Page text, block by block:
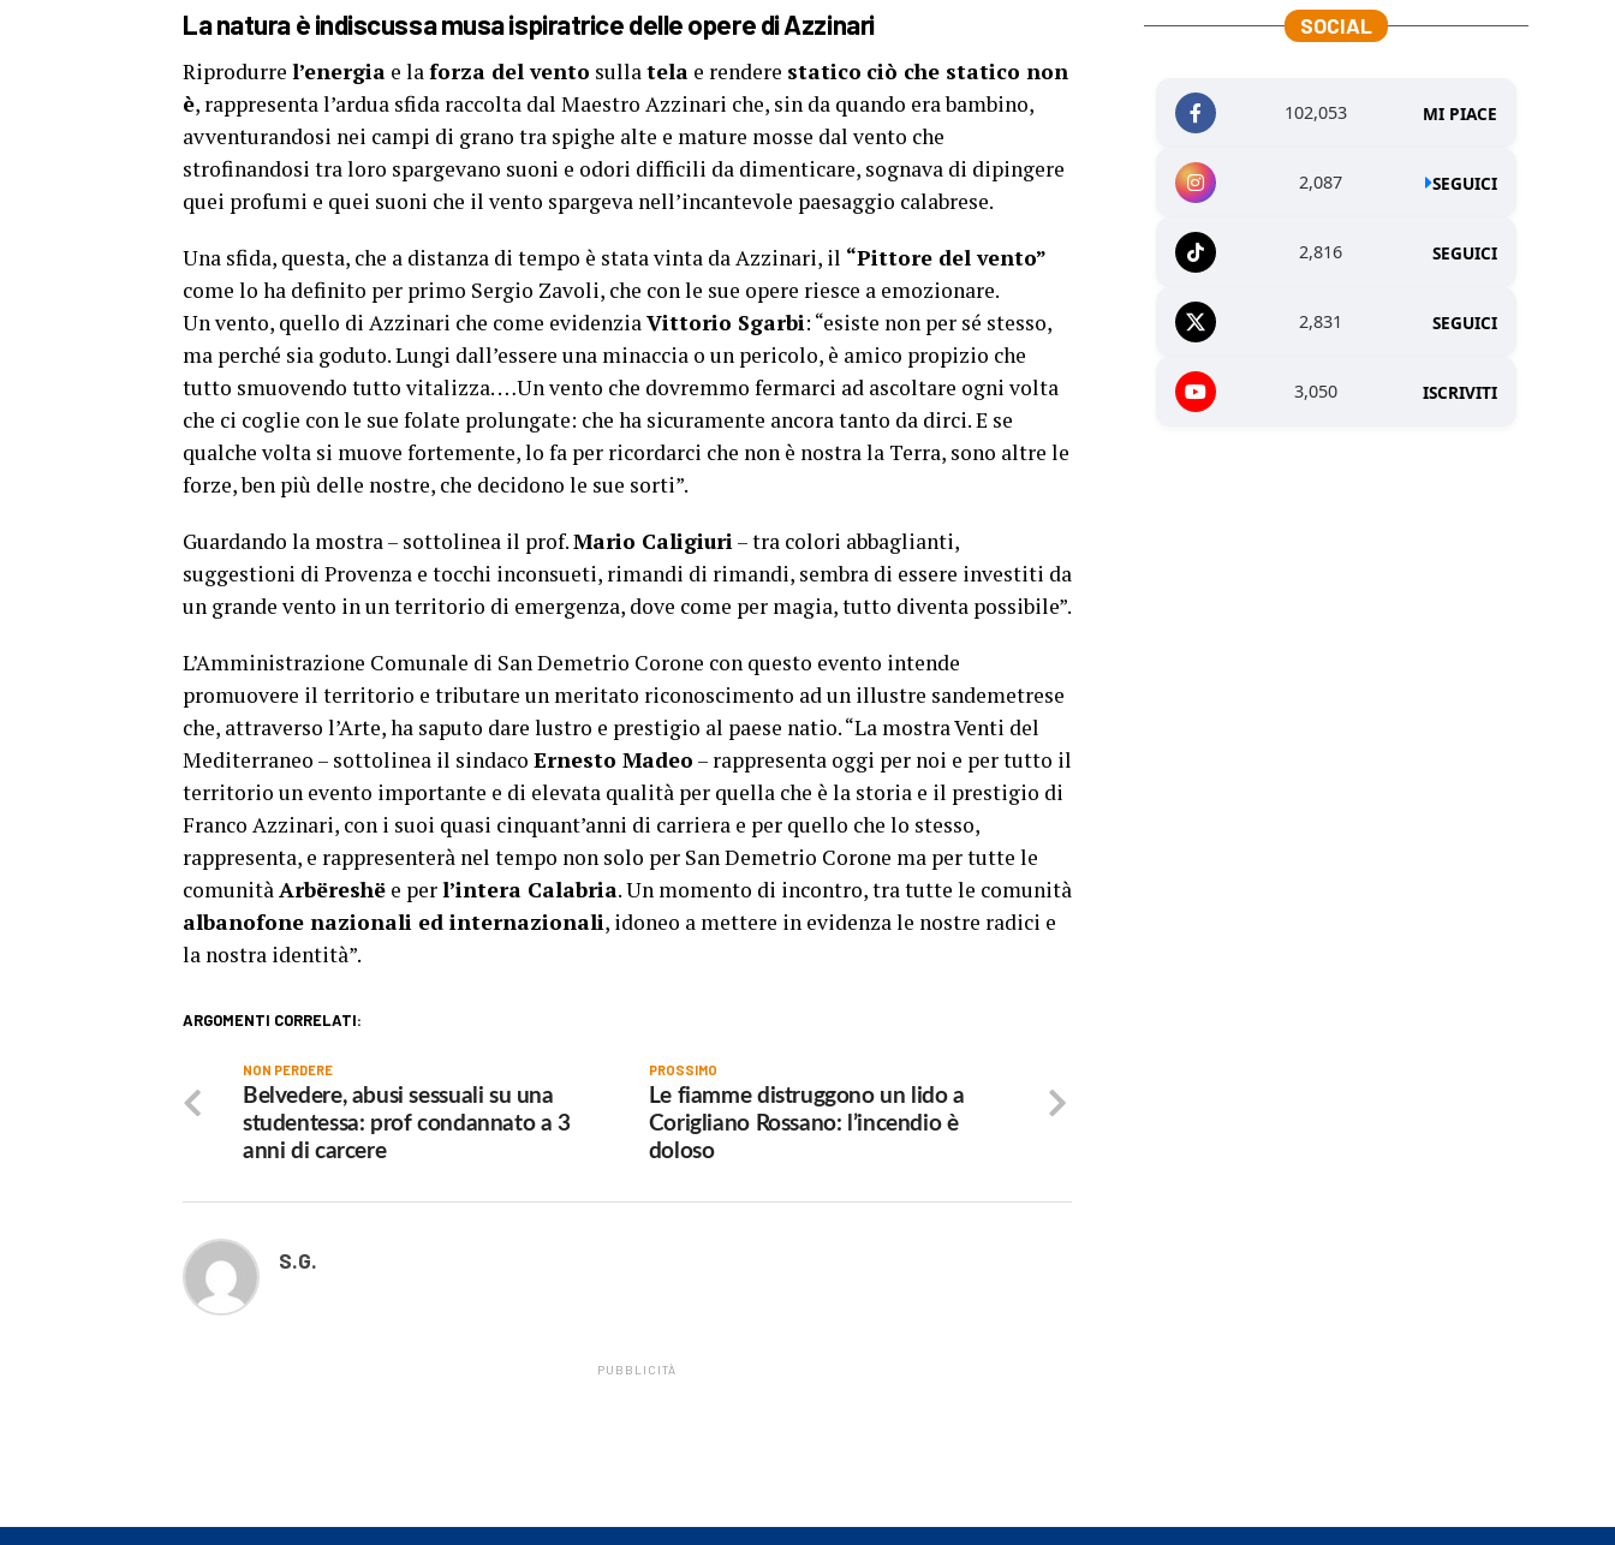
La natura è indiscussa musa ispiratrice delle opere di Azzinari
Riprodurre l’energia e laforza del vento sullatela e rendere statico ciò che statico non
è, rappresenta l’ardua sfida raccolta dal Maestro Azzinari che, sin da quando era bambino,
avventurandosi nei campi di grano tra spighe alte e mature mosse dal vento che
strofinandosi tra loro spargevano suoni e odori difficili da dimenticare, sognava di dipingere
quei profumi e quei suoni che il vento spargeva nell’incantevole paesaggio calabrese.
Una sfida, questa, che a distanza di tempo è stata vinta da Azzinari, il “Pittore del vento”
come lo ha definito per primo Sergio Zavoli, che con le sue opere riesce a emozionare.
Un vento, quello di Azzinari che come evidenziaVittorio Sgarbi: “esiste non per sé stesso,
ma perché sia goduto. Lungi dall’essere una minaccia o un pericolo, è amico propizio che
tutto smuovendo tutto vitalizza. …Un vento che dovremmo fermarci ad ascoltare ogni volta
che ci coglie con le sue folate prolungate: che ha sicuramente ancora tanto da dirci. E se
qualche volta si muove fortemente, lo fa per ricordarci che non è nostra la Terra, sono altre le
forze, ben più delle nostre, che decidono le sue sorti”.
Guardando la mostra – sottolinea il prof.Mario Caligiuri– tra colori abbaglianti,
suggestioni di Provenza e tocchi inconsueti, rimandi di rimandi, sembra di essere investiti da
un grande vento in un territorio di emergenza, dove come per magia, tutto diventa possibile”.
L’Amministrazione Comunale di San Demetrio Corone con questo evento intende
promuovere il territorio e tributare un meritato riconoscimento ad un illustre sandemetrese
che, attraverso l’Arte, ha saputo dare lustro e prestigio al paese natio. “La mostra Venti del
Mediterraneo – sottolinea il sindaco Ernesto Madeo – rappresenta oggi per noi e per tutto il
territorio un evento importante e di elevata qualità per quella che è la storia e il prestigio di
Franco Azzinari, con i suoi quasi cinquant’anni di carriera e per quello che lo stesso,
rappresenta, e rappresenterà nel tempo non solo per San Demetrio Corone ma per tutte le
comunitàArbëreshë e perl’intera Calabria. Un momento di incontro, tra tutte le comunità
albanofone nazionali ed internazionali, idoneo a mettere in evidenza le nostre radici e
la nostra identità”.
ARGOMENTI CORRELATI:
PROSSIMO
Le fiamme distruggono un lido a
Corigliano Rossano: l’incendio è
doloso
NON PERDERE
Belvedere, abusi sessuali su una
studentessa: prof condannato a 3
anni di carcere
S.G.
PUBBLICITÀ
SOCIAL
102,053 MI PIACE
2,087 SEGUICI
2,816 SEGUICI
2,831 SEGUICI
3,050 ISCRIVITI